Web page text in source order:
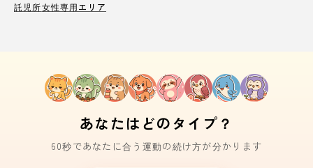
託児所女性専用エリア
あなたはどのタイプ？
60秒であなたに合う運動の続け方が分かります